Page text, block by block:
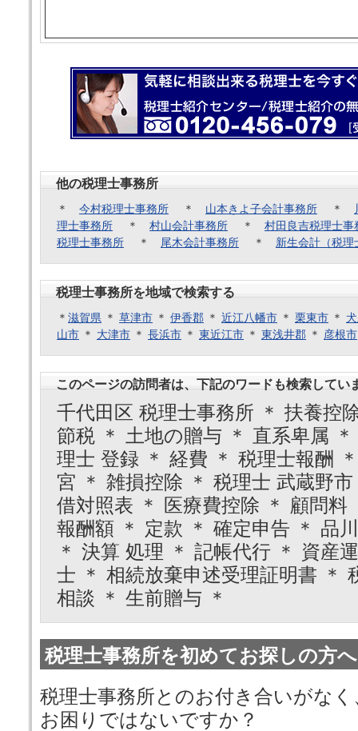
他の税理士事務所
＊ 今村税理士事務所 ＊ 山本きよ子会計事務所 ＊
理士事務所 ＊ 村山会計事務所 ＊ 村田良吉税理士事
税理士事務所 ＊ 尾木会計事務所 ＊ 新生会計（税理
税理士事務所を地域で検索する
＊ 滋賀県 ＊ 草津市 ＊ 伊香郡 ＊ 近江八幡市 ＊ 栗東市 ＊
山市 ＊ 大津市 ＊ 長浜市 ＊ 東近江市 ＊ 東浅井郡 ＊ 彦根市
このページの訪問者は、下記のワードも検索してい
千代田区 税理士事務所 ＊ 扶養控
節税 ＊ 土地の贈与 ＊ 直系卑属
理士 登録 ＊ 経費 ＊ 税理士報酬
宮 ＊ 雑損控除 ＊ 税理士 武蔵野
借対照表 ＊ 医療費控除 ＊ 顧問料
報酬額 ＊ 定款 ＊ 確定申告 ＊ 品
＊ 決算 処理 ＊ 記帳代行 ＊ 資産
士 ＊ 相続放棄申述受理証明書 ＊
相談 ＊ 生前贈与 ＊
税理士事務所を初めてお探しの方へ
税理士事務所とのお付き合いがな
お困りではないですか？